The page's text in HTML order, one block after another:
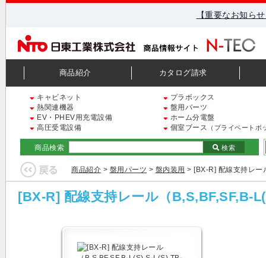
【重要なお知ら
商品紹介 カタログ請求
キャビネット
プラボックス
熱関連機器
盤用パーツ
EV・PHEV用充電設備
ホーム分電盤
高圧受電設備
個室ブース （プライベートボ
商品検索 検索
商品紹介 > 盤用パーツ > 盤内装用 > [BX-R] 配線支持レー
[BX-R] 配線支持レール（B,S,BF,SF,B-